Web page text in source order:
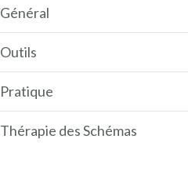
Général
Outils
Pratique
Thérapie des Schémas